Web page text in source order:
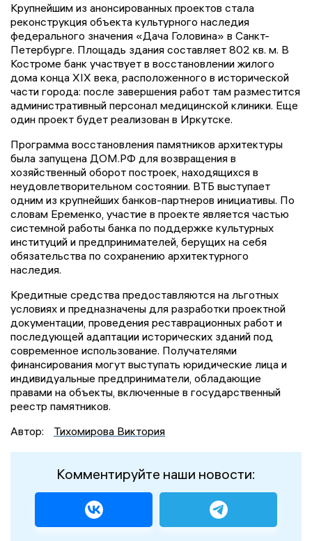
Крупнейшим из анонсированных проектов стала
реконструкция объекта культурного наследия
федерального значения «Дача Головина» в Санкт-
Петербурге. Площадь здания составляет 802 кв. м. В
Костроме банк участвует в восстановлении жилого
дома конца XIX века, расположенного в исторической
части города: после завершения работ там разместится
административный персонал медицинской клиники. Еще
один проект будет реализован в Иркутске.
Программа восстановления памятников архитектуры
была запущена ДОМ.РФ для возвращения в
хозяйственный оборот построек, находящихся в
неудовлетворительном состоянии. ВТБ выступает
одним из крупнейших банков-партнеров инициативы. По
словам Еременко, участие в проекте является частью
системной работы банка по поддержке культурных
институций и предпринимателей, берущих на себя
обязательства по сохранению архитектурного
наследия.
Кредитные средства предоставляются на льготных
условиях и предназначены для разработки проектной
документации, проведения реставрационных работ и
последующей адаптации исторических зданий под
современное использование. Получателями
финансирования могут выступать юридические лица и
индивидуальные предприниматели, обладающие
правами на объекты, включенные в государственный
реестр памятников.
Автор:
Тихомирова Виктория
Комментируйте наши новости: